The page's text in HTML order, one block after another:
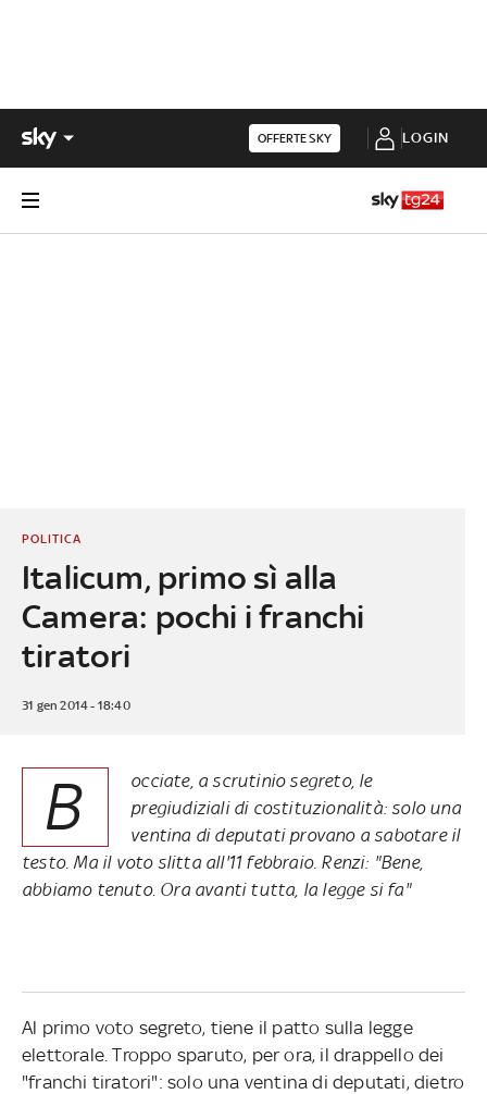
OFFERTE SKY LOGIN
Italicum, primo sì alla
Camera: pochi i franchi
tiratori
POLITICA
31 gen 2014 - 18:40
B
occiate, a scrutinio segreto, le
pregiudiziali di costituzionalità: solo una
ventina di deputati provano a sabotare il
testo. Ma il voto slitta all'11 febbraio. Renzi: "Bene,
abbiamo tenuto. Ora avanti tutta, la legge si fa"
Al primo voto segreto, tiene il patto sulla legge
elettorale. Troppo sparuto, per ora, il drappello dei
"franchi tiratori": solo una ventina di deputati, dietro